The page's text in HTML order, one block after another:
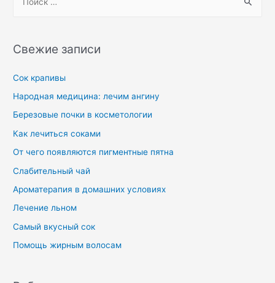
Свежие записи
Сок крапивы
Народная медицина: лечим ангину
Березовые почки в косметологии
Как лечиться соками
От чего появляются пигментные пятна
Слабительный чай
Ароматерапия в домашних условиях
Лечение льном
Самый вкусный сок
Помощь жирным волосам